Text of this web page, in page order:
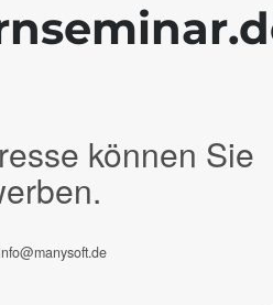
können Sie